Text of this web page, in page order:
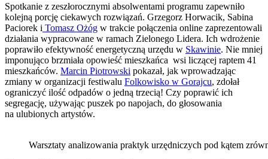
Spotkanie z zeszłorocznymi absolwentami programu zapewniło
kolejną porcję ciekawych rozwiązań. Grzegorz Horwacik, Sabina
Paciorek i Tomasz Ożóg w trakcie połączenia online zaprezentowali
działania wypracowane w ramach Zielonego Lidera. Ich wdrożenie
poprawiło efektywność energetyczną urzędu w Skawinie. Nie mniej
imponująco brzmiała opowieść mieszkańca wsi liczącej raptem 41
mieszkańców. Marcin Piotrowski pokazał, jak wprowadzając
zmiany w organizacji festiwalu Folkowisko w Gorajcu, zdołał
ograniczyć ilość odpadów o jedną trzecią! Czy poprawić ich
segregację, używając puszek po napojach, do głosowania
na ulubionych artystów.
Warsztaty analizowania praktyk urzędniczych pod kątem